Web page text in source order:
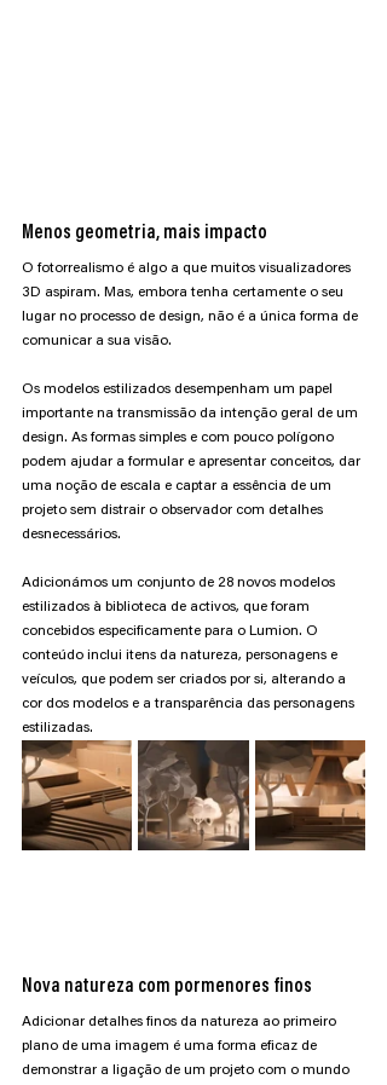
Menos geometria, mais impacto
O fotorrealismo é algo a que muitos visualizadores
3D aspiram. Mas, embora tenha certamente o seu
lugar no processo de design, não é a única forma de
comunicar a sua visão.
Os modelos estilizados desempenham um papel
importante na transmissão da intenção geral de um
design. As formas simples e com pouco polígono
podem ajudar a formular e apresentar conceitos, dar
uma noção de escala e captar a essência de um
projeto sem distrair o observador com detalhes
desnecessários.
Adicionámos um conjunto de 28 novos modelos
estilizados à biblioteca de activos, que foram
concebidos especificamente para o Lumion. O
conteúdo inclui itens da natureza, personagens e
veículos, que podem ser criados por si, alterando a
cor dos modelos e a transparência das personagens
estilizadas.
Nova natureza com pormenores finos
Adicionar detalhes finos da natureza ao primeiro
plano de uma imagem é uma forma eficaz de
demonstrar a ligação de um projeto com o mundo